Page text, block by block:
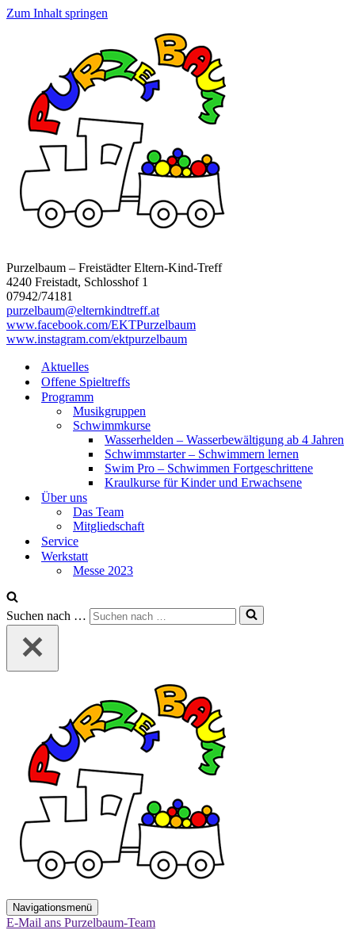
Zum Inhalt springen
Purzelbaum – Freistädter Eltern-Kind-Treff
4240 Freistadt, Schlosshof 1
07942/74181
purzelbaum@elternkindtreff.at
www.facebook.com/EKTPurzelbaum
www.instagram.com/ektpurzelbaum
Aktuelles
Offene Spieltreffs
Programm
Musikgruppen
Schwimmkurse
Wasserhelden – Wasserbewältigung ab 4 Jahren
Schwimmstarter – Schwimmern lernen
Swim Pro – Schwimmen Fortgeschrittene
Kraulkurse für Kinder und Erwachsene
Über uns
Das Team
Mitgliedschaft
Service
Werkstatt
Messe 2023
Suchen nach …
Navigationsmenü
E-Mail ans Purzelbaum-Team